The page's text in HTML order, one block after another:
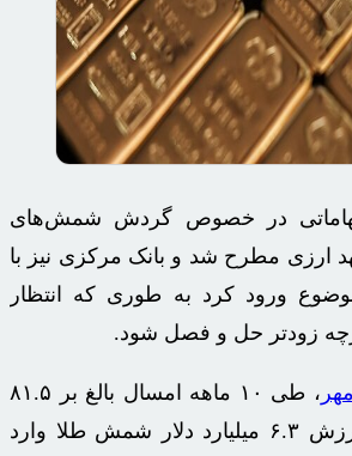
در خصوص گردش شمش‌های
ارزی مطرح شد و بانک مرکزی نیز با
ورود کرد به طوری که انتظار
زودتر حل و فصل شود.
، طی ۱۰ ماهه امسال بالغ بر ۸۱.۵
تن شمش طلا به ارزش ۶.۳ میلیارد دلار شمش طلا وارد